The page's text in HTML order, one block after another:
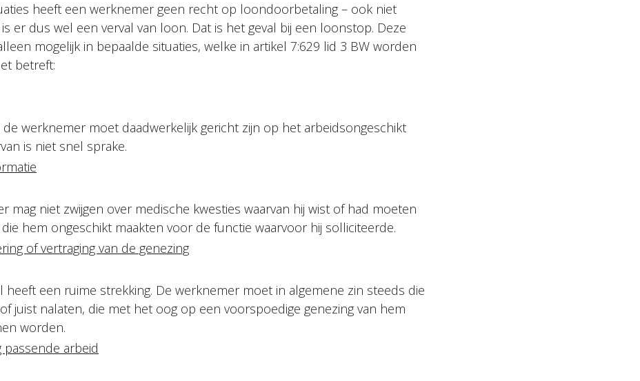
heeft een werknemer geen recht op loondoorbetaling – ook niet
er dus wel een verval van loon. Dat is het geval bij een loonstop. Deze
mogelijk in bepaalde situaties, welke in artikel 7:629 lid 3 BW worden
betreft:
de werknemer moet daadwerkelijk gericht zijn op het arbeidsongeschikt
is niet snel sprake.
mag niet zwijgen over medische kwesties waarvan hij wist of had moeten
hem ongeschikt maakten voor de functie waarvoor hij solliciteerde.
of vertraging van de genezing
heeft een ruime strekking. De werknemer moet in algemene zin steeds die
juist nalaten, die met het oog op een voorspoedige genezing van hem
worden.
passende arbeid